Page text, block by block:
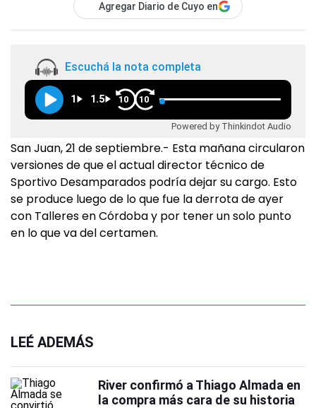
Agregar Diario de Cuyo en
Escuchá la nota completa
1 1.5 10 10
Powered by Thinkindot Audio
San Juan, 21 de septiembre.- Esta mañana circularon
versiones de que el actual director técnico de
Sportivo Desamparados podría dejar su cargo. Esto
se produce luego de lo que fue la derrota de ayer
con Talleres en Córdoba y por tener un solo punto
en lo que va del certamen.
LEÉ ADEMÁS
River confirmó a Thiago Almada en
la compra más cara de su historia